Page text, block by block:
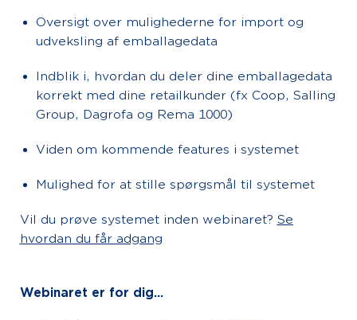
Oversigt over mulighederne for import og
udveksling af emballagedata
Indblik i, hvordan du deler dine emballagedata
korrekt med dine retailkunder (fx Coop, Salling
Group, Dagrofa og Rema 1000)
Viden om kommende features i systemet
Mulighed for at stille spørgsmål til systemet
Vil du prøve systemet inden webinaret? Se
hvordan du får adgang
Webinaret er for dig...